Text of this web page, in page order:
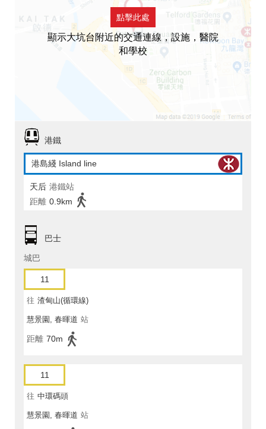
點擊此處
顯示大坑台附近的交通連線，設施，醫院
和學校
港鐵
港島綫 Island line
天后 港鐵站
距離 0.9km
巴士
城巴
11
往 渣甸山(循環線)
慧景園, 春暉道 站
距離 70m
11
往 中環碼頭
慧景園, 春暉道 站